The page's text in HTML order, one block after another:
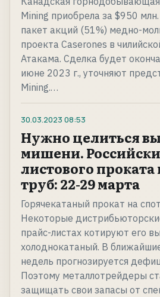
Mining приобрела за $950
пакет акций (51%) медно-
проекта Caserones в
Атакама. Сделка будет
июне 2023 г., уточняют
Mining.…
30.03.2023 08:53
Нужно целиться
мишени.
листового
труб: 22-29 марта
Горячекатаный прокат на
Некоторые
прайс-листах котируют его
холоднокатаный. В
недель прогнозируется
Поэтому металлотрейдеры
защищать свои запасы от